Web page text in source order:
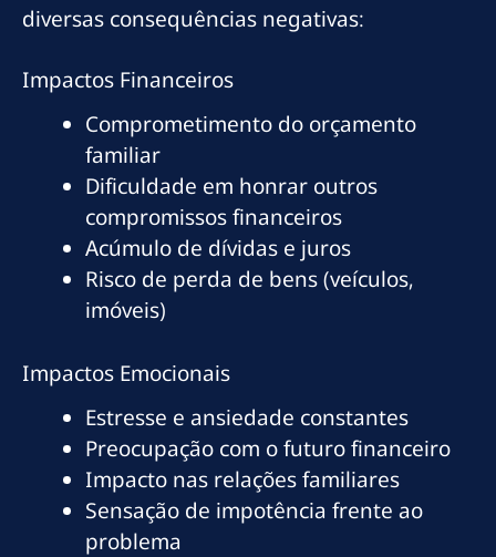
diversas consequências negativas:
Impactos Financeiros
Comprometimento do orçamento
familiar
Dificuldade em honrar outros
compromissos financeiros
Acúmulo de dívidas e juros
Risco de perda de bens (veículos,
imóveis)
Impactos Emocionais
Estresse e ansiedade constantes
Preocupação com o futuro financeiro
Impacto nas relações familiares
Sensação de impotência frente ao
problema